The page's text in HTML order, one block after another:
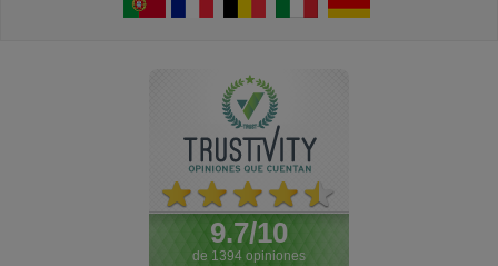
9.7/10
de 1394 opiniones